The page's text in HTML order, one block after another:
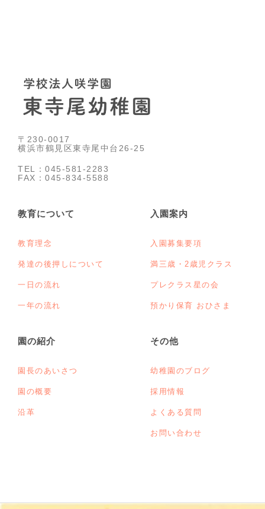
〒230-0017
横浜市鶴見区東寺尾中台26-25
TEL：045-581-2283
FAX：045-834-5588
教育について
教育理念
発達の後押しについて
一日の流れ
一年の流れ
入園案内
入園募集要項
満三歳・2歳児クラス
プレクラス星の会
預かり保育 おひさま
園の紹介
園長のあいさつ
園の概要
沿革
その他
幼稚園のブログ
採用情報
よくある質問
お問い合わせ